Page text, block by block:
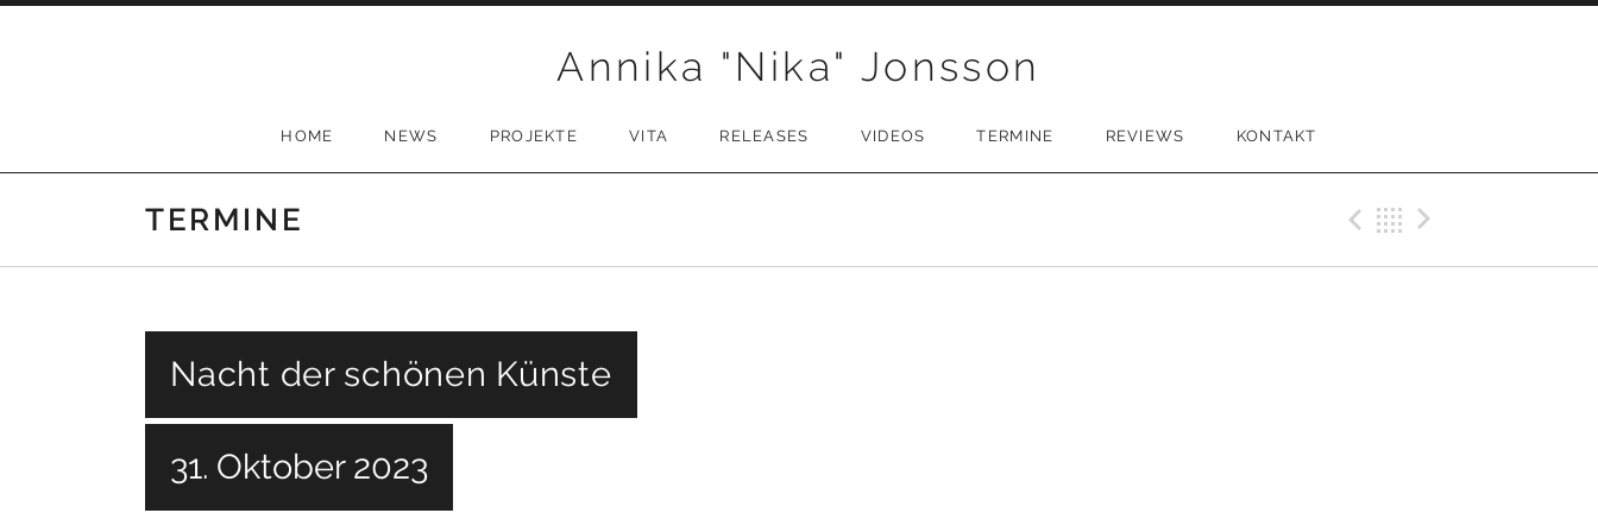
Annika "Nika" Jonsson
HOME NEWS PROJEKTE VITA RELEASES VIDEOS TERMINE REVIEWS KONTAKT
TERMINE Previous Gig
Back
Nacht der schönen Künste
31. Oktober 2023